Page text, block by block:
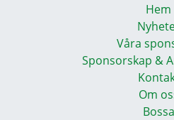
Hem
Våra
Sponsorskap &
Om
Bossa